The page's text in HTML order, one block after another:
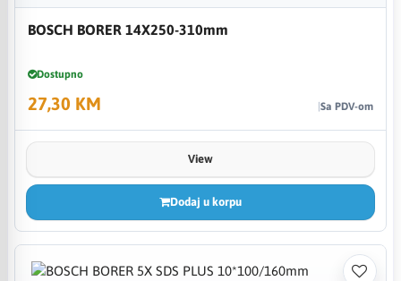
BOSCH BORER 14X250-310mm
Dostupno
27,30 KM Sa PDV-om
View
Dodaj u korpu